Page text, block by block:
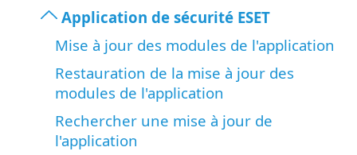
Application de sécurité ESET
Mise à jour des modules de l'application
Restauration de la mise à jour des
modules de l'application
Rechercher une mise à jour de
l'application